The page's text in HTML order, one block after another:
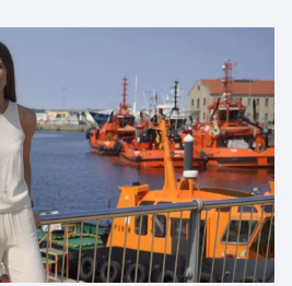
en las Rías Baixas y
con sus fans en Vigo